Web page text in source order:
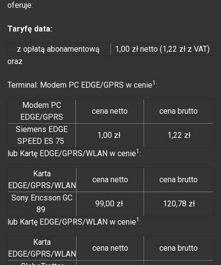
oferuje:
Taryfę data:
z opłatą abonamentową
1,00 zł netto (1,22 zł z VAT)
oraz
Terminal: Modem PC EDGE/GPRS w cenie1 :
Modem PC
EDGE/GPRS
cena netto
cena brutto
Siemens EDGE
SPEED ES 75
1,00 zł
1,22 zł
lub Kartę EDGE/GPRS/WLAN w cenie1 :
Karta
EDGE/GPRS/WLAN
cena netto
cena brutto
Sony Ericsson GC
89
99,00 zł
120,78 zł
lub Kartę EDGE/GPRS/WLAN w cenie1 :
Karta
EDGE/GPRS/WLAN
cena netto
cena brutto